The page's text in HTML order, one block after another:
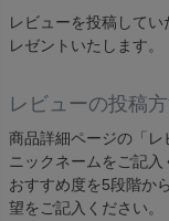
レビューを投稿して
レゼントいたします。
レビューの投稿
商品詳細ページの「レ
ニックネームをご記入
おすすめ度を5段階か
望をご記入ください。